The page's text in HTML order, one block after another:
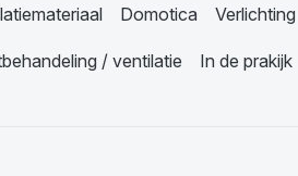
Domotica Verlichting
/ ventilatie In de prakijk